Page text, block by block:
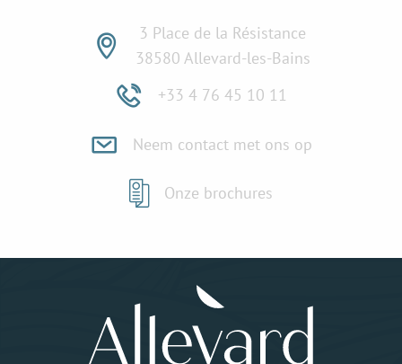
3 Place de la Résistance
38580 Allevard-les-Bains
+33 4 76 45 10 11
Neem contact met ons op
Onze brochures